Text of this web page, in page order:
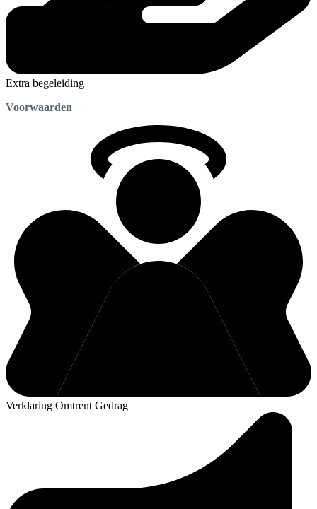
Extra begeleiding
Voorwaarden
Verklaring Omtrent Gedrag